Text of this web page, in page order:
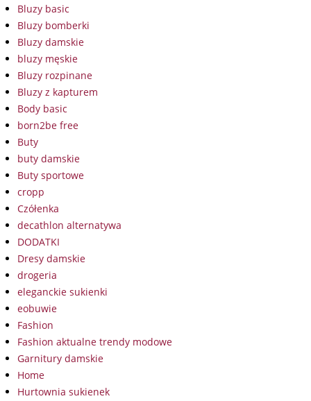
Bluzy basic
Bluzy bomberki
Bluzy damskie
bluzy męskie
Bluzy rozpinane
Bluzy z kapturem
Body basic
born2be free
Buty
buty damskie
Buty sportowe
cropp
Czółenka
decathlon alternatywa
DODATKI
Dresy damskie
drogeria
eleganckie sukienki
eobuwie
Fashion
Fashion aktualne trendy modowe
Garnitury damskie
Home
Hurtownia sukienek